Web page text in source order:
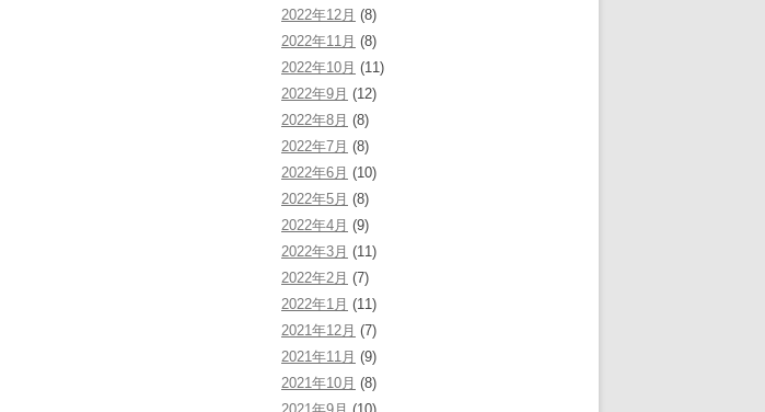
2022年12月 (8)
2022年11月 (8)
2022年10月 (11)
2022年9月 (12)
2022年8月 (8)
2022年7月 (8)
2022年6月 (10)
2022年5月 (8)
2022年4月 (9)
2022年3月 (11)
2022年2月 (7)
2022年1月 (11)
2021年12月 (7)
2021年11月 (9)
2021年10月 (8)